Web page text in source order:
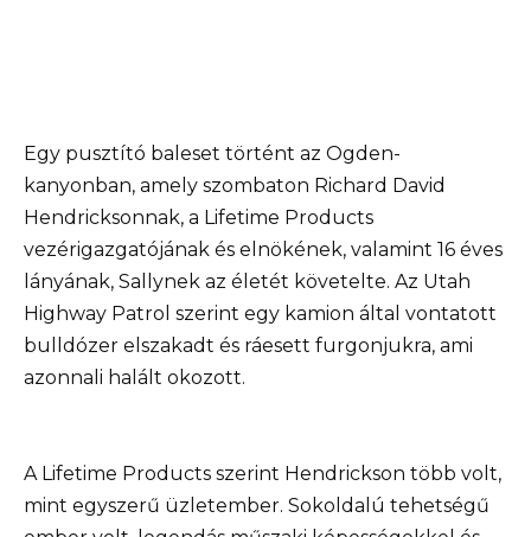
Egy pusztító baleset történt az Ogden-
kanyonban, amely szombaton Richard David
Hendricksonnak, a Lifetime Products
vezérigazgatójának és elnökének, valamint 16 éves
lányának, Sallynek az életét követelte. Az Utah
Highway Patrol szerint egy kamion által vontatott
bulldózer elszakadt és ráesett furgonjukra, ami
azonnali halált okozott.
A Lifetime Products szerint Hendrickson több volt,
mint egyszerű üzletember. Sokoldalú tehetségű